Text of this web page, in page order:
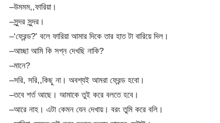
–উমমম,,ফারিয়া।
–সুন্দর সুন্দর।
–‘ফ্রেন্ড?’ বলে ফারিয়া আমার দিকে তার হাত টা বারিয়ে দিল।
–আচ্ছা আমি কি সপ্ন দেখছি নাকি?
–মানে?
–সরি, সরি,,কিছু না। অবশ্যই আমরা ফ্রেন্ড হবো।
–তবে শর্ত আছে। আমাকে তুই করে বলতে হবে।
–আরে নাহ। এটা কেমন যেন দেখায়। বরং তুমি করে বলি।